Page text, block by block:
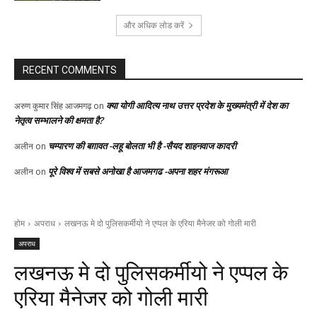
और अधिक लोड करें
RECENT COMMENTS
अरुण कुमार सिंह आजमगढ़on क्या योगी आदित्य नाथ उत्तर प्रदेश के मुख्यमंत्री में देश का
नेतृत्व सम्भालने की क्षमता है?
अलीन on चम्पारण की बग़ावत -लहू बोलता भी है -सैयद शाहनवाज कादरी
अलीन on पूरे विश्व में सबसे अनोखा है आजमगढ -अपना शहर मंगरूआ